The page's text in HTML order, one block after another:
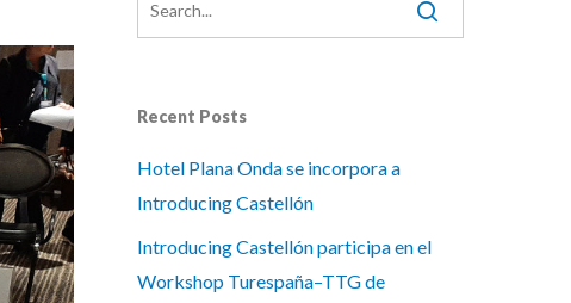
Recent Posts
Hotel Plana Onda se incorpora a
Introducing Castellón
Introducing Castellón participa en el
Workshop Turespaña–TTG de